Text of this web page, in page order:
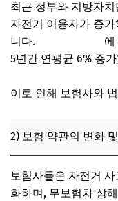
최근 정부와 지방자
자전거 이용자가 증
니다.
5년간 연평균 6% 증
이로 인해 보험사와
2) 보험 약관의 변화
보험사들은 자전거
화하며, 무보험차 상